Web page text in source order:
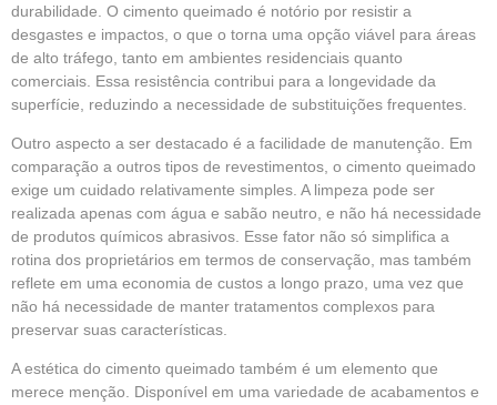
durabilidade. O cimento queimado é notório por resistir a
desgastes e impactos, o que o torna uma opção viável para áreas
de alto tráfego, tanto em ambientes residenciais quanto
comerciais. Essa resistência contribui para a longevidade da
superfície, reduzindo a necessidade de substituições frequentes.
Outro aspecto a ser destacado é a facilidade de manutenção. Em
comparação a outros tipos de revestimentos, o cimento queimado
exige um cuidado relativamente simples. A limpeza pode ser
realizada apenas com água e sabão neutro, e não há necessidade
de produtos químicos abrasivos. Esse fator não só simplifica a
rotina dos proprietários em termos de conservação, mas também
reflete em uma economia de custos a longo prazo, uma vez que
não há necessidade de manter tratamentos complexos para
preservar suas características.
A estética do cimento queimado também é um elemento que
merece menção. Disponível em uma variedade de acabamentos e